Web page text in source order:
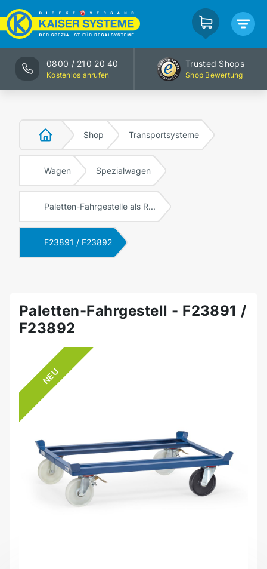
0800 / 210 20 40
Kostenlos anrufen
Trusted Shops
Shop Bewertung
Shop Transportsysteme
Wagen Spezialwagen
Paletten-Fahrgestelle als R...
F23891 / F23892
Paletten-Fahrgestell - F23891 /
F23892
NEU